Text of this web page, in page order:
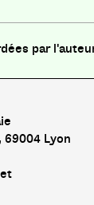
69004 Lyon